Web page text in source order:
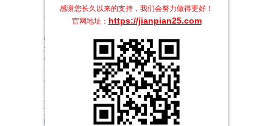
感谢您长久以来的支持，我们会努力做得更好！
官网地址： https://jianpian25.com
尼尔·帕特里克·哈里斯
佩丽冉卡·曹帕拉
特尔玛·霍普金斯
埃伦迪拉·伊瓦拉
托比·奥伍梅尔
马克思·雷迈特
布莱恩·J·史密斯
贾达·萍克·史密斯
丹尼尔·伯哈特
艾伦·霍尔曼
朗贝尔·维尔森